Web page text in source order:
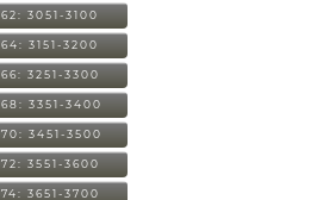
62: 3051-3100
64: 3151-3200
66: 3251-3300
68: 3351-3400
70: 3451-3500
72: 3551-3600
74: 3651-3700